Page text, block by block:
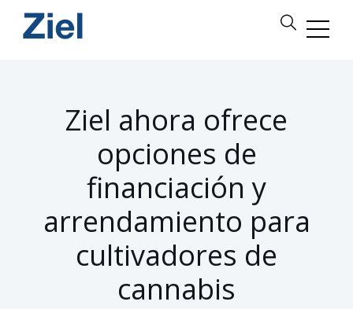
Ziel ahora ofrece
opciones de
financiación y
arrendamiento para
cultivadores de
cannabis